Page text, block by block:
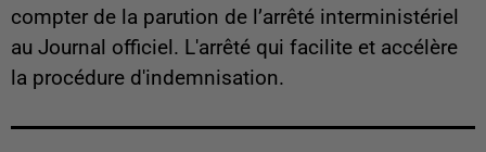
compter de la parution de l’arrêté interministériel
au Journal officiel. L'arrêté qui facilite et accélère
la procédure d'indemnisation.